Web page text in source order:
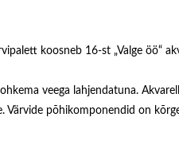
koosneb 16-st „Valge öö“
veega lahjendatuna.
põhikomponendid on